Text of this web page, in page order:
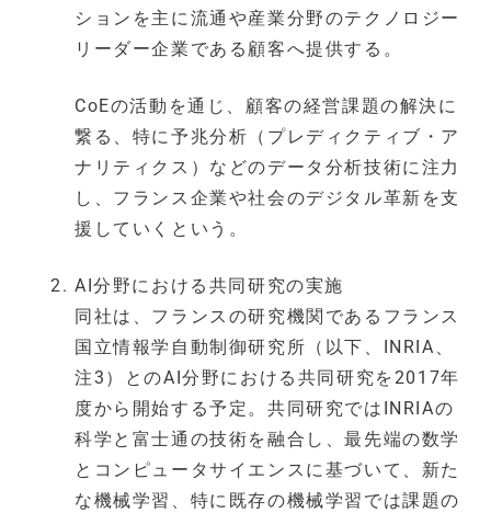
ションを主に流通や産業分野のテクノロジー
リーダー企業である顧客へ提供する。
CoEの活動を通じ、顧客の経営課題の解決に
繋る、特に予兆分析（プレディクティブ・ア
ナリティクス）などのデータ分析技術に注力
し、フランス企業や社会のデジタル革新を支
援していくという。
AI分野における共同研究の実施
同社は、フランスの研究機関であるフランス
国立情報学自動制御研究所（以下、INRIA、
注3）とのAI分野における共同研究を2017年
度から開始する予定。共同研究ではINRIAの
科学と富士通の技術を融合し、最先端の数学
とコンピュータサイエンスに基づいて、新た
な機械学習、特に既存の機械学習では課題の